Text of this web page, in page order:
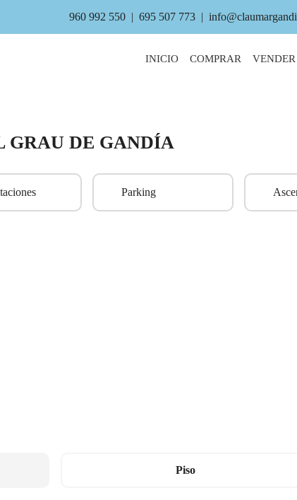
960 992 550 | 695 507 773 |
INICIO COMPRAR VENDER
GRAU DE GANDÍA
Parking
Piso